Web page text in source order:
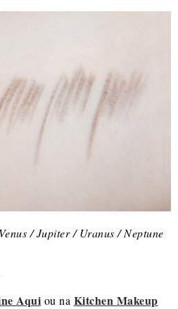
/ Jupiter / Uranus / Neptune
Aqui ou na Kitchen Makeup